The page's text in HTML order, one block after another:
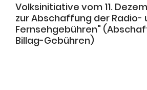
Volksinitiative vom 11.
zur Abschaffung der Radio-
Fernsehgebühren"
Billag-Gebühren)